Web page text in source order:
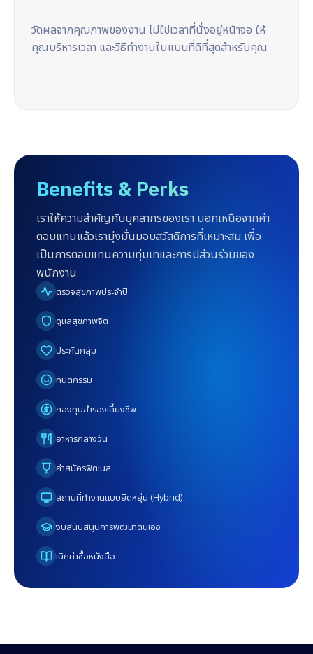
วัดผลจากคุณภาพของงาน ไม่ใช่เวลาที่นั่งอยู่หน้าจอ ให้
คุณบริหารเวลา และวิธีทำงานในแบบที่ดีที่สุดสำหรับคุณ
Benefits & Perks
เราให้ความสำคัญกับบุคลากรของเรา นอกเหนือจากค่า
ตอบแทนแล้วเรามุ่งมั่นมอบสวัสดิการที่เหมาะสม เพื่อ
เป็นการตอบแทนความทุ่มเทและการมีส่วนร่วมของ
พนักงาน
ตรวจสุขภาพประจำปี
ดูแลสุขภาพจิต
ประกันกลุ่ม
ทันตกรรม
กองทุนสำรองเลี้ยงชีพ
อาหารกลางวัน
ค่าสมัครฟิตเนส
สถานที่ทำงานแบบยืดหยุ่น (Hybrid)
งบสนับสนุนการพัฒนาตนเอง
เบิกค่าซื้อหนังสือ